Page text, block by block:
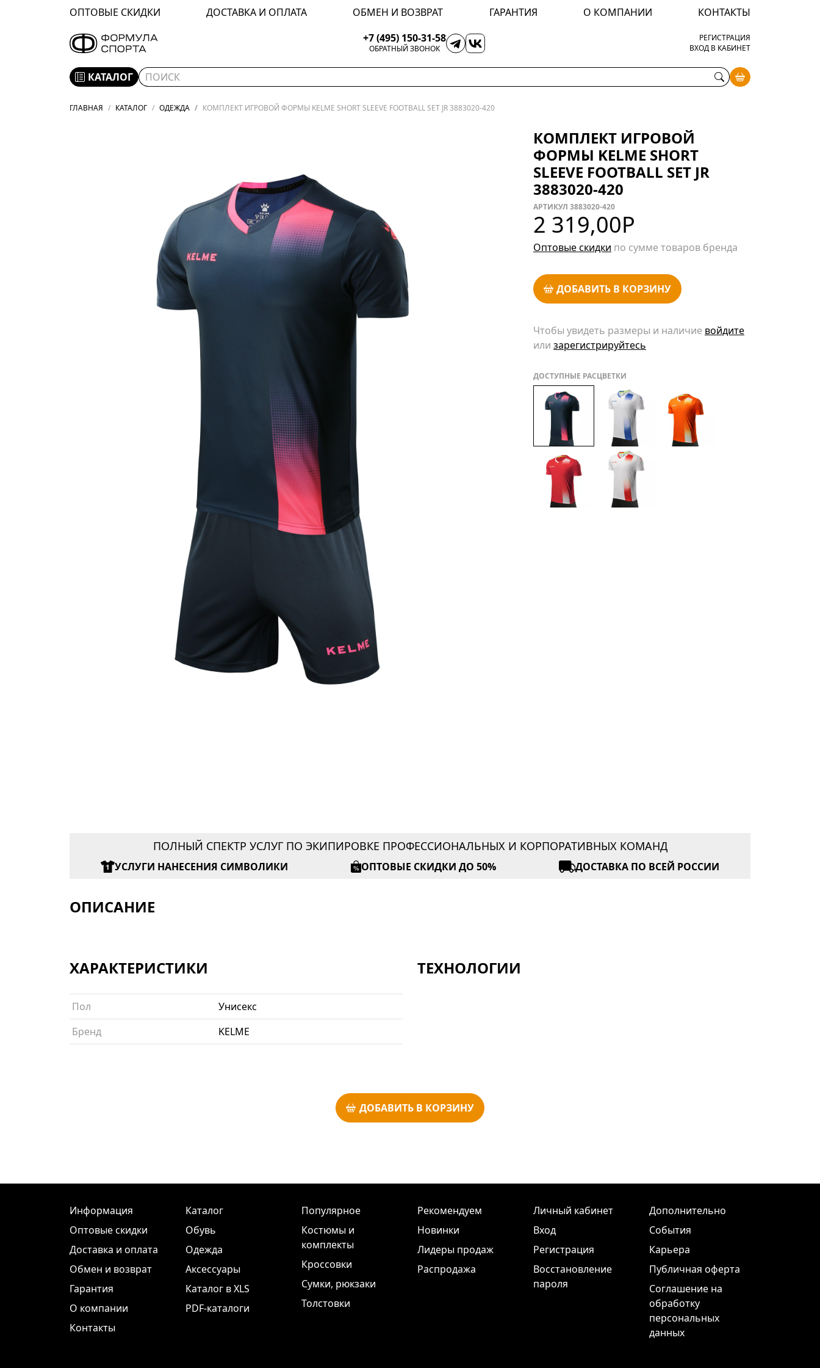
ОПТОВЫЕ СКИДКИ ДОСТАВКА И ОПЛАТА ОБМЕН И ВОЗВРАТ ГАРАНТИЯ О КОМПАНИИ
КОНТАКТЫ
+7 (495) 150-31-58
ОБРАТНЫЙ ЗВОНОК
РЕГИСТРАЦИЯ
ВХОД В КАБИНЕТ
КАТАЛОГ
ГЛАВНАЯ КАТАЛОГ ОДЕЖДА КОМПЛЕКТ ИГРОВОЙ ФОРМЫ KELME SHORT SLEEVE FOOTBALL SET JR 3883020-420
КОМПЛЕКТ ИГРОВОЙ
ФОРМЫ KELME SHORT
SLEEVE FOOTBALL SET JR
3883020-420
АРТИКУЛ 3883020-420
2 319,00Р
Оптовые скидки по сумме товаров бренда
ДОБАВИТЬ В КОРЗИНУ
Чтобы увидеть размеры и наличие войдите
или зарегистрируйтесь
ДОСТУПНЫЕ РАСЦВЕТКИ
ПОЛНЫЙ СПЕКТР УСЛУГ ПО ЭКИПИРОВКЕ ПРОФЕССИОНАЛЬНЫХ И КОРПОРАТИВНЫХ КОМАНД
УСЛУГИ НАНЕСЕНИЯ СИМВОЛИКИ ОПТОВЫЕ СКИДКИ ДО 50% ДОСТАВКА ПО ВСЕЙ РОССИИ
ОПИСАНИЕ
ХАРАКТЕРИСТИКИ
Пол
Унисекс
Бренд
KELME
ТЕХНОЛОГИИ
ДОБАВИТЬ В КОРЗИНУ
Информация
Оптовые скидки
Доставка и оплата
Обмен и возврат
Гарантия
О компании
Контакты
Каталог
Обувь
Одежда
Аксессуары
Каталог в XLS
PDF-каталоги
Популярное
Костюмы и
комплекты
Кроссовки
Сумки, рюкзаки
Толстовки
Рекомендуем
Новинки
Лидеры продаж
Распродажа
Личный кабинет
Вход
Регистрация
Восстановление
пароля
Дополнительно
События
Карьера
Публичная оферта
Соглашение на
обработку
персональных
данных